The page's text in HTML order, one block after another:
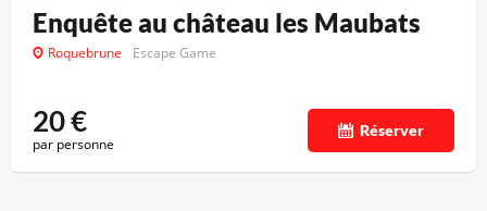
Enquête au château les Maubats
Roquebrune Escape Game
20€
par personne
Réserver